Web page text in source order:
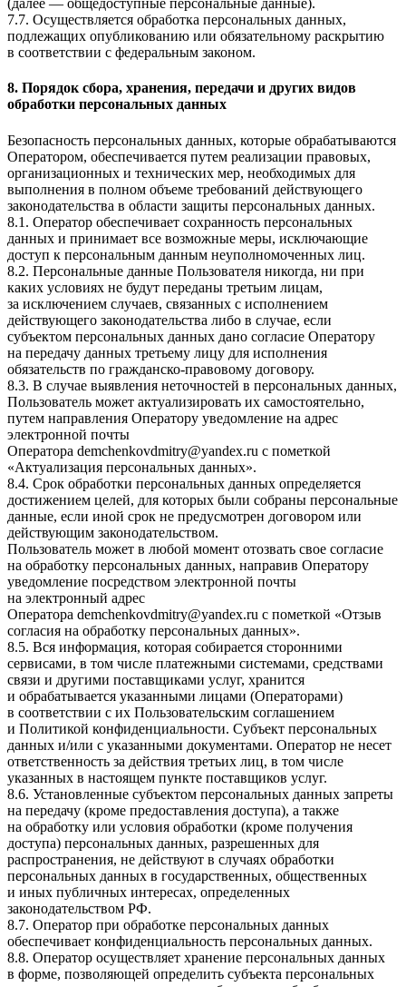
(далее — общедоступные персональные данные).
7.7. Осуществляется обработка персональных данных,
подлежащих опубликованию или обязательному раскрытию
в соответствии с федеральным законом.
8. Порядок сбора, хранения, передачи и других видов
обработки персональных данных
Безопасность персональных данных, которые обрабатываются
Оператором, обеспечивается путем реализации правовых,
организационных и технических мер, необходимых для
выполнения в полном объеме требований действующего
законодательства в области защиты персональных данных.
8.1. Оператор обеспечивает сохранность персональных
данных и принимает все возможные меры, исключающие
доступ к персональным данным неуполномоченных лиц.
8.2. Персональные данные Пользователя никогда, ни при
каких условиях не будут переданы третьим лицам,
за исключением случаев, связанных с исполнением
действующего законодательства либо в случае, если
субъектом персональных данных дано согласие Оператору
на передачу данных третьему лицу для исполнения
обязательств по гражданско-правовому договору.
8.3. В случае выявления неточностей в персональных данных,
Пользователь может актуализировать их самостоятельно,
путем направления Оператору уведомление на адрес
электронной почты
Оператора demchenkovdmitry@yandex.ru с пометкой
«Актуализация персональных данных».
8.4. Срок обработки персональных данных определяется
достижением целей, для которых были собраны персональные
данные, если иной срок не предусмотрен договором или
действующим законодательством.
Пользователь может в любой момент отозвать свое согласие
на обработку персональных данных, направив Оператору
уведомление посредством электронной почты
на электронный адрес
Оператора demchenkovdmitry@yandex.ru с пометкой «Отзыв
согласия на обработку персональных данных».
8.5. Вся информация, которая собирается сторонними
сервисами, в том числе платежными системами, средствами
связи и другими поставщиками услуг, хранится
и обрабатывается указанными лицами (Операторами)
в соответствии с их Пользовательским соглашением
и Политикой конфиденциальности. Субъект персональных
данных и/или с указанными документами. Оператор не несет
ответственность за действия третьих лиц, в том числе
указанных в настоящем пункте поставщиков услуг.
8.6. Установленные субъектом персональных данных запреты
на передачу (кроме предоставления доступа), а также
на обработку или условия обработки (кроме получения
доступа) персональных данных, разрешенных для
распространения, не действуют в случаях обработки
персональных данных в государственных, общественных
и иных публичных интересах, определенных
законодательством РФ.
8.7. Оператор при обработке персональных данных
обеспечивает конфиденциальность персональных данных.
8.8. Оператор осуществляет хранение персональных данных
в форме, позволяющей определить субъекта персональных